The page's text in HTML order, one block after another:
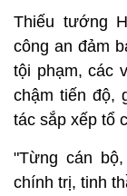
Thiếu tướng
công an đảm
tội phạm, các
chậm tiến độ,
tác sắp xếp tổ
"Từng cán
chính trị, tinh